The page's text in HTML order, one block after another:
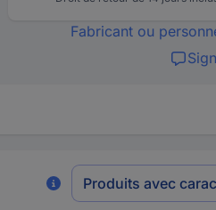
Fabricant ou
Produits avec